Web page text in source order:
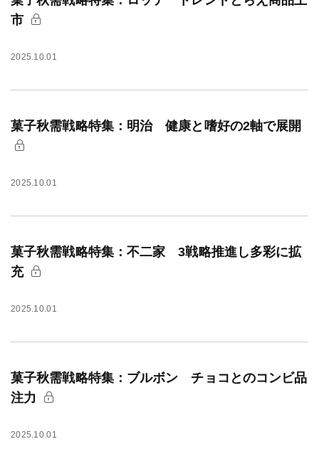
市
2025.10.01
菓子秋需戦略特集：明治 健康と嗜好の2軸で展開
2025.10.01
菓子秋需戦略特集：不二家 3戦略推進し多彩に拡
充
2025.10.01
菓子秋需戦略特集：ブルボン チョコとのコンビ品
注力
2025.10.01